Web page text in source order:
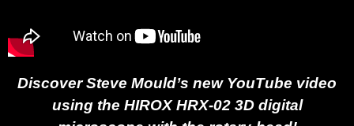
Discover Steve Mould’s new YouTube video
using the HIROX HRX-02 3D digital